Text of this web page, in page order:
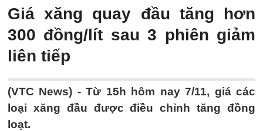
Giá xăng quay đầu tăng hơn
300 đồng/lít sau 3 phiên giảm
liên tiếp
(VTC News) -Từ 15h hôm nay 7/11, giá các
loại xăng đầu được điều chỉnh tăng đồng
loạt.